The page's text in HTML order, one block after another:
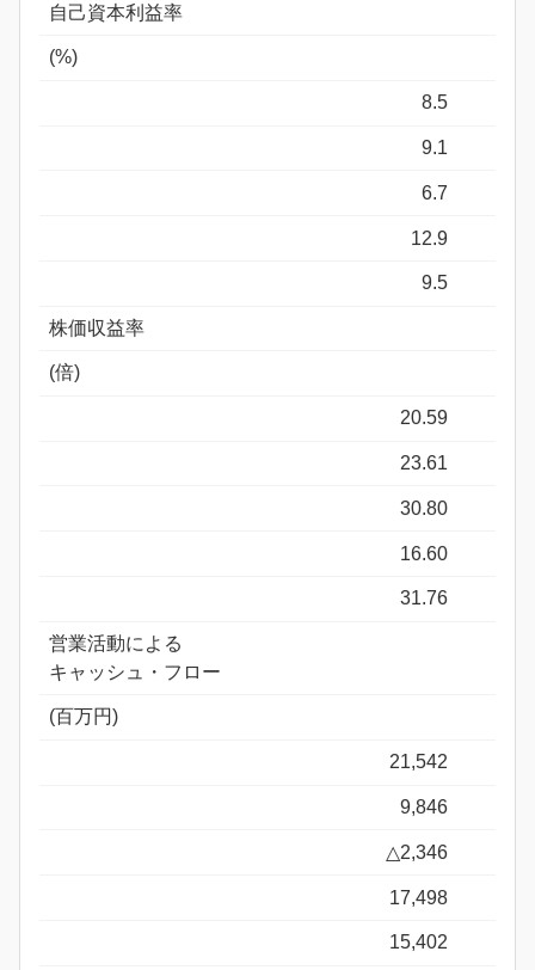
自己資本利益率
(%)
8.5
9.1
6.7
12.9
9.5
株価収益率
(倍)
20.59
23.61
30.80
16.60
31.76
営業活動による
キャッシュ・フロー
(百万円)
21,542
9,846
△2,346
17,498
15,402